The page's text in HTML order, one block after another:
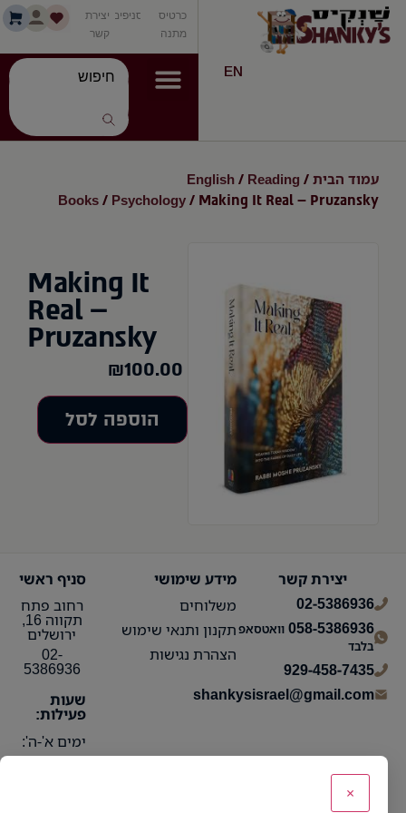
EN
כרטיס
מתנה
סניפים יצירת
קשר
עמוד הבית /
English / Reading
Books / Psychology / Making It Real – Pruzansky
Making It
Real –
Pruzansky
₪100.00
הוספה לסל
מידע שימושי
משלוחים
תקנון ותנאי שימוש
הצהרת נגישות
סניף ראשי
רחוב פתח
תקווה 16,
ירושלים
02-
5386936
שעות
פעילות:
ימים א'-ה':
יצירת קשר
02-5386936
058-5386936 וואטסאפ
בלבד
929-458-7435
shankysisrael@gmail.com
×